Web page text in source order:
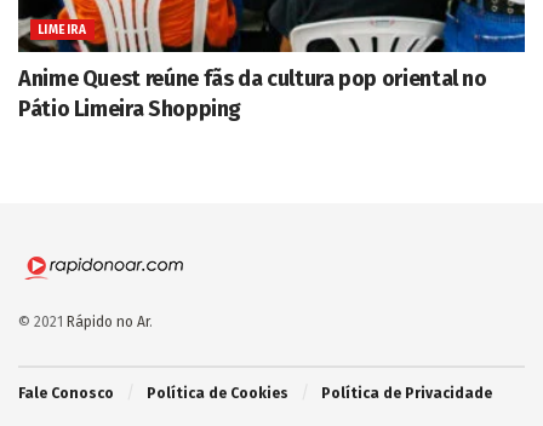
LIMEIRA
Anime Quest reúne fãs da cultura pop oriental no
Pátio Limeira Shopping
© 2021 Rápido no Ar.
Fale Conosco Política de Cookies Política de Privacidade